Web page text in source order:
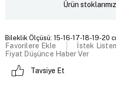
Ürün
Bileklik Ölçüsü: 15-16-17-18-19-20
Favorilere Ekle
İstek
Fiyat Düşünce Haber Ver
Tavsiye Et